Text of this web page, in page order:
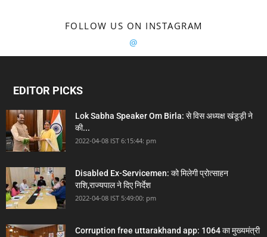
FOLLOW US ON INSTAGRAM
@
EDITOR PICKS
Lok Sabha Speaker Om Birla: से विस अध्यक्ष खंडूड़ी ने
की...
2022-04-08 IST 6:15:44: pm
Disabled Ex-Servicemen: को मिलेगी प्रोत्साहन
राशि,राज्यपाल ने दिए निर्देश
2022-04-08 IST 5:49:00: pm
Corruption free uttarakhand app: 1064 का मुख्यमंत्री